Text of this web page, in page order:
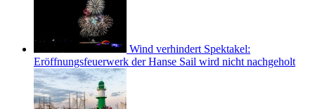
Wind verhindert Spektakel:
Eröffnungsfeuerwerk der Hanse Sail wird nicht nachgeholt